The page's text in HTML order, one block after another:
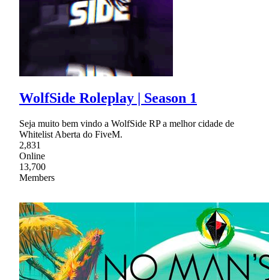
WolfSide Roleplay | Season 1
Seja muito bem vindo a WolfSide RP a melhor cidade de
Whitelist Aberta do FiveM.
2,831
Online
13,700
Members